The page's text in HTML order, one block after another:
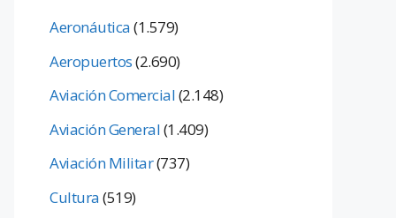
Aeronáutica(1.579)
Aeropuertos(2.690)
Aviación Comercial(2.148)
Aviación General(1.409)
Aviación Militar(737)
Cultura(519)